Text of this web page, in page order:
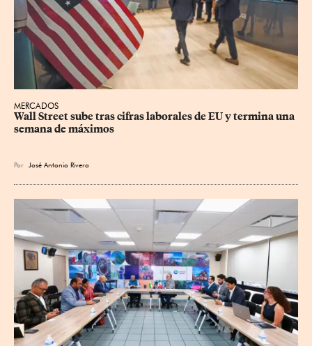
MERCADOS
Wall Street sube tras cifras laborales de EU y termina una
semana de máximos
Por José Antonio Rivera